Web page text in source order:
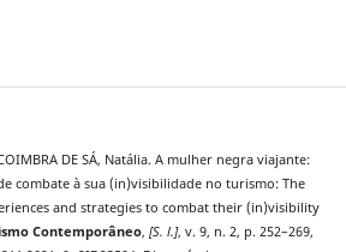
DE SÁ, Natália. A mulher negra viajante:
combate à sua (in)visibilidade no turismo: The
and strategies to combat their (in)visibility
Contemporâneo, [S. l.], v. 9, n. 2, p. 252–269,